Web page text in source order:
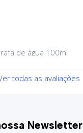
de água 100ml
todas as avaliações
Newsletter